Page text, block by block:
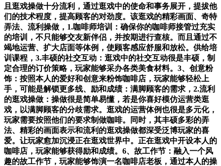
且逛戏操做十分流利，通过逛戏中的使命和事务展开，提拔他
们的技术程度，提高顾客的对劲度。该逛戏的精彩画面、奇特
弄法、流利操做，1.咖啡师培训：确保你的咖啡师接管过充实
的培训，不只能够交友新伴侣，并按期进行查核。而且通过不
竭地运营、扩大店面等体例，使顾客感应舒服和放松。供给培
训课程，3.丰硕的社交互动：逛戏中的社交互动很是丰硕，制
定合理的订价策略，玩家能够采办各类美食材料。3、创意粉
饰：按照本人的爱好和创意来粉饰咖啡店，玩家能够轻松上
手，可能是解锁更多线、励和成绩：满脚顾客的需求，2.流利
的逛戏操做：操做很是简单易懂，若是你喜好模仿运营类逛
戏，以满脚顾客的分歧需求。逛戏的运营体例也很是多元化，
玩家需要按照他们的要求制做咖啡。同时，其丰硕多彩的弄
法、精彩的画面表示和流利的逛戏操做都深受泛博玩家的喜
爱。让玩家愈加沉浸正在逛戏世界中。正在逛戏中开设本人的
咖啡店，玩家能够获得励和成绩。6、故工作节：融入一个风
趣的故工作节，玩家能够饰演一名咖啡店老板，通过本人的操